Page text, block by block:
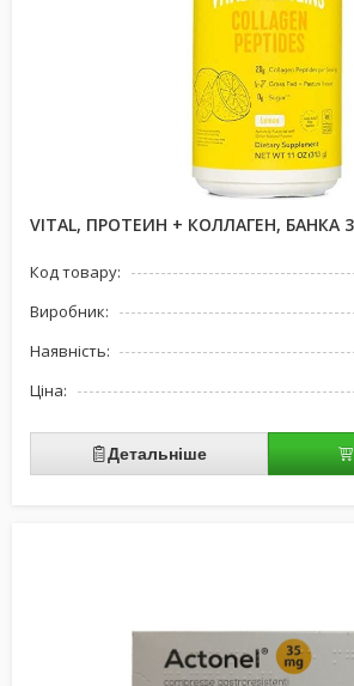
VITAL, ПРОТЕИН + КОЛЛАГЕН, БАНКА
Код товару:
Виробник:
Наявність:
Ціна:
Детальніше